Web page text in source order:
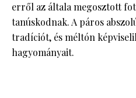
erről az általa megosztott
tanúskodnak. A páros
tradíciót, és méltón
hagyományait.